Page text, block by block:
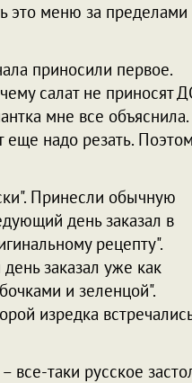
это меню за пределами
приносили первое.
салат не приносят
мне все объяснила.
еще надо резать.
Принесли обычную
день заказал в
рецепту".
заказал уже как
и зеленцой".
изредка
таки русское